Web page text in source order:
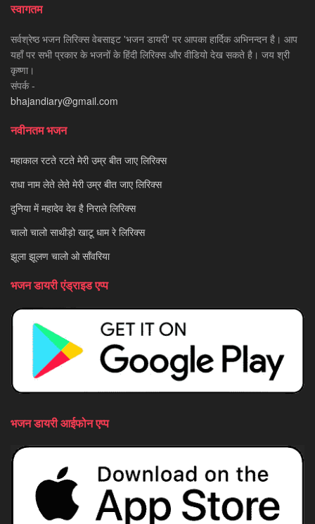
स्वागतम
सर्वश्रेष्ठ भजन लिरिक्स वेबसाइट 'भजन डायरी' पर आपका हार्दिक अभिनन्दन है। आप
यहाँ पर सभी प्रकार के भजनों के हिंदी लिरिक्स और वीडियो देख सकते है। जय श्री
कृष्णा।
संपर्क -
bhajandiary@gmail.com
नवीनतम भजन
महाकाल रटते रटते मेरी उम्र बीत जाए लिरिक्स
राधा नाम लेते लेते मेरी उम्र बीत जाए लिरिक्स
दुनिया में महादेव देव है निराले लिरिक्स
चालो चालो साथीड़ो खाटू धाम रे लिरिक्स
झूला झूलण चालो ओ साँवरिया
भजन डायरी एंड्राइड एप्प
भजन डायरी आईफोन एप्प